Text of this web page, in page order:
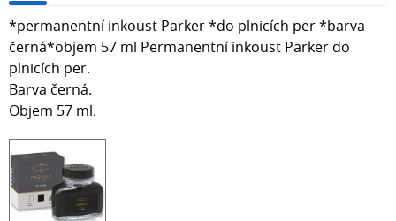
*permanentní inkoust Parker *do plnicích per *barva
černá*objem 57 ml Permanentní inkoust Parker do
plnicích per.
Barva černá.
Objem 57 ml.